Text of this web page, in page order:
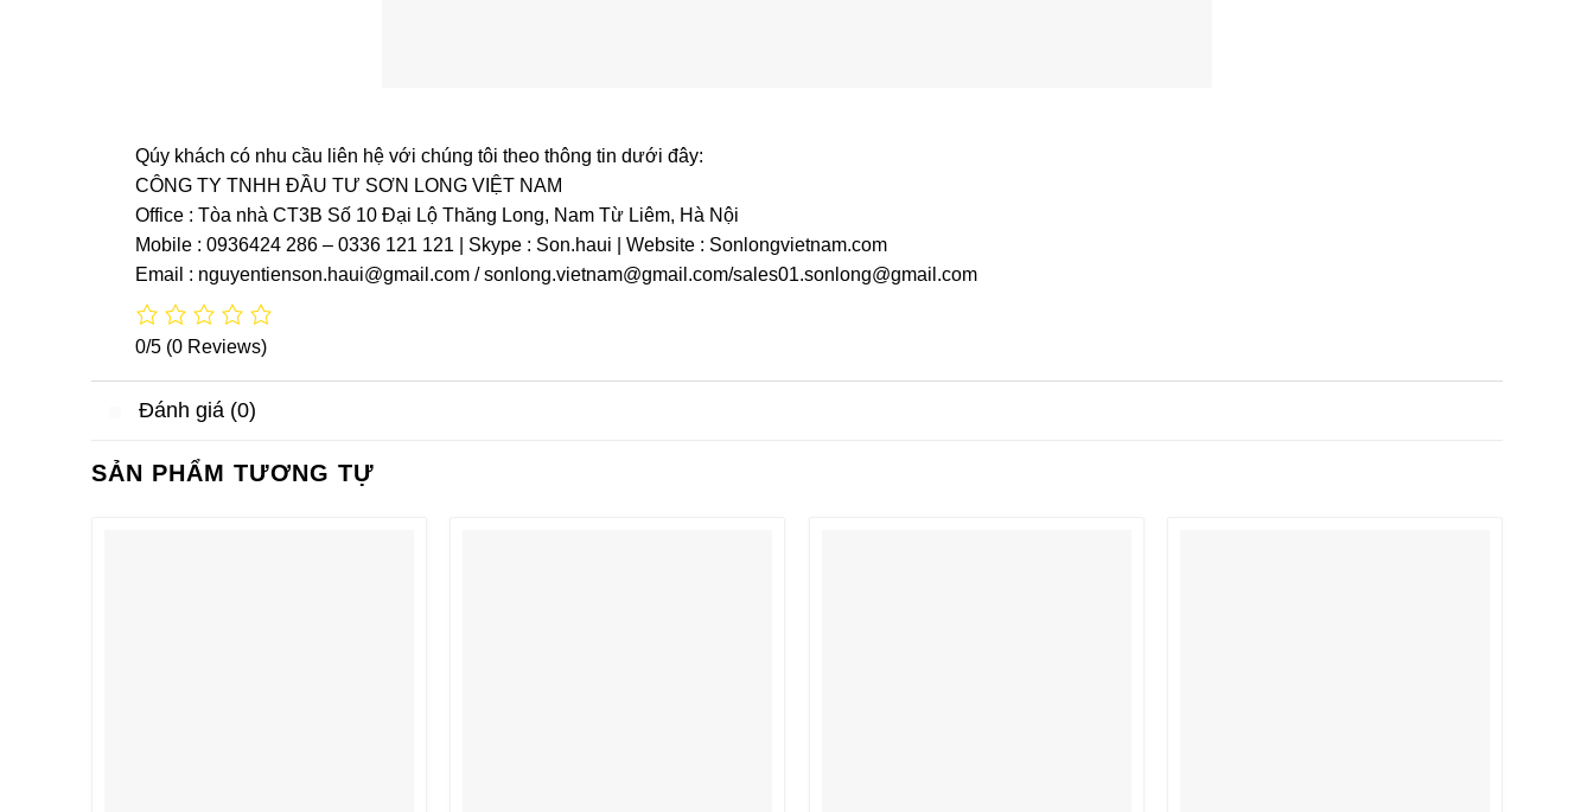
Qúy khách có nhu cầu liên hệ với chúng tôi theo thông tin dưới đây:
CÔNG TY TNHH ĐẦU TƯ SƠN LONG VIỆT NAM
Office : Tòa nhà CT3B Số 10 Đại Lộ Thăng Long, Nam Từ Liêm, Hà Nội
Mobile : 0936424 286 – 0336 121 121 | Skype : Son.haui | Website : Sonlongvietnam.com
Email : nguyentienson.haui@gmail.com / sonlong.vietnam@gmail.com/sales01.sonlong@gmail.com
0/5 (0 Reviews)
Đánh giá (0)
SẢN PHẨM TƯƠNG TỰ